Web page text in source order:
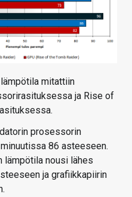
mitattiin
ja Rise of
prosessorin
86 asteeseen.
nousi lähes
ja grafiikkapiirin